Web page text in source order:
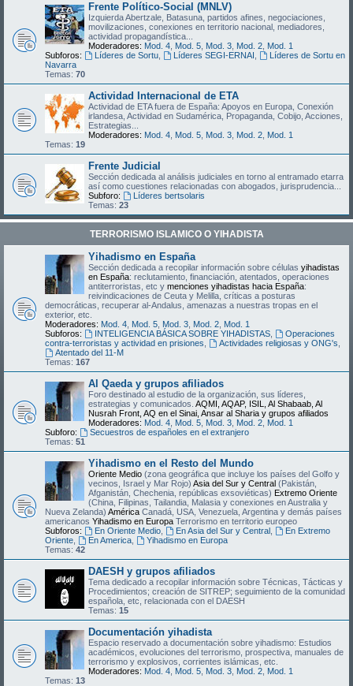
Frente Político-Social (MNLV)
Izquierda Abertzale, Batasuna, partidos afines, negociaciones,
movilizaciones, conexiones en territorio nacional, mediadores,
actividad propagandística...
Moderadores: Mod. 4 Mod. 5 Mod. 3 Mod. 2 Mod. 1
Subforos:
Líderes de Sortu, Líderes SEGI-ERNAI
Líderes de Sortu en
Navarra
Temas: 70
Actividad Internacional de ETA
Actividad de ETA fuera de España: Apoyos en Europa, Conexión
irlandesa, Actividad en Sudamérica, Propaganda, Cobijo, Acciones,
Estrategias...
Moderadores: Mod. 4 Mod. 5 Mod. 3 Mod. 2 Mod. 1
Temas: 19
Frente Judicial
Sección dedicada al análisis judiciales en torno al entramado etarra
así como cuestiones relacionadas con abogados, jurisprudencia...
Subforo:
Líderes bertsolaris
Temas: 23
TERRORISMO ISLAMICO O YIHADISTA
Yihadismo en España
Sección dedicada a recopilar información sobre células yihadistas
en España: reclutamiento, financiación, atentados, operaciones
antiterroristas, etc y menciones yihadistas hacia España:
reivindicaciones de Ceuta y Melilla, críticas a posturas
democráticas, recuperar al-Andalus, amenazas a nuestras tropas en el
exterior, etc.
Moderadores: Mod. 4 Mod. 5 Mod. 3 Mod. 2 Mod. 1
Subforos:
INTELIGENCIA BÁSICA SOBRE YIHADISTAS,
Operaciones
contra-terroristas y actividad en prisiones
Actividades religiosas y ONG's
Atentado del 11-M
Temas: 167
Al Qaeda y grupos afiliados
Foro destinado al estudio de la organización, sus líderes,
estrategias y comunicados. AQMI, AQAP, ISIL, Al Shabaab, Al
Nusrah Front, AQ en el Sinai, Ansar al Sharia y grupos afiliados
Moderadores: Mod. 4 Mod. 5 Mod. 3 Mod. 2 Mod. 1
Subforo:
Secuestros de españoles en el extranjero
Temas: 51
Yihadismo en el Resto del Mundo
Oriente Medio (zona geográfica que incluye los países del Golfo y
vecinos, Israel y Mar Rojo) Asia del Sur y Central (Pakistán,
Afganistán, Chechenia, repúblicas exsoviéticas) Extremo Oriente
(China, Filipinas, Tailandia, Malasia y conexiones en Australia y
Nueva Zelanda) América Canadá, USA, Venezuela, Argentina y demás países
americanos Yihadismo en Europa Terrorismo en territorio europeo
Subforos:
En Oriente Medio, En Asia del Sur y Central,
En Extremo
Oriente
En America,
Yihadismo en Europa
Temas: 42
DAESH y grupos afiliados
Tema dedicado a recopilar información sobre Técnicas, Tácticas y
Procedimientos; creación de SITREP; seguimiento de la comunidad
española, etc, relacionada con el DAESH
Temas: 15
Documentación yihadista
Espacio reservado a documentación sobre yihadismo: Estudios
académicos, evoluciones del terrorismo, prospectiva, manuales de
terrorismo y explosivos, corrientes islámicas, etc.
Moderadores: Mod. 4 Mod. 5 Mod. 3 Mod. 2 Mod. 1
Temas: 13